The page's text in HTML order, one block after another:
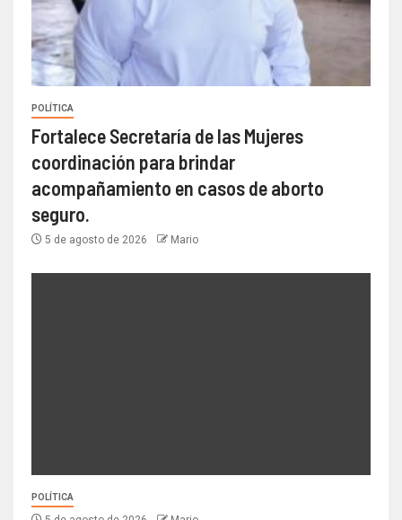
POLÍTICA
Fortalece Secretaría de las Mujeres
coordinación para brindar
acompañamiento en casos de aborto
seguro.
5 de agosto de 2026 Mario
POLÍTICA